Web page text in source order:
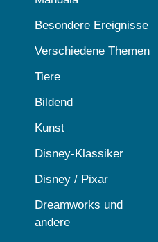
Besondere Ereignisse
Verschiedene Themen
Tiere
Bildend
Kunst
Disney-Klassiker
Disney / Pixar
Dreamworks und
andere